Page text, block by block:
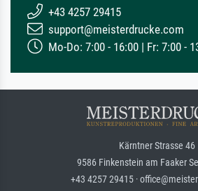
+43 4257 29415
support@meisterdrucke.com
Mo-Do: 7:00 - 16:00 | Fr: 7:00 -
Kärntner Strasse 46
9586 Finkenstein am Faaker
+43 4257 29415 ·